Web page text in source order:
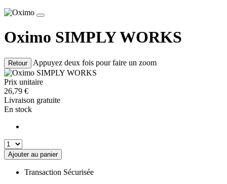
Oximo SIMPLY WORKS
Retour Appuyez deux fois pour faire un zoom
Prix unitaire
26,79 €
Livraison gratuite
En stock
Ajouter au panier
Transaction Sécurisée